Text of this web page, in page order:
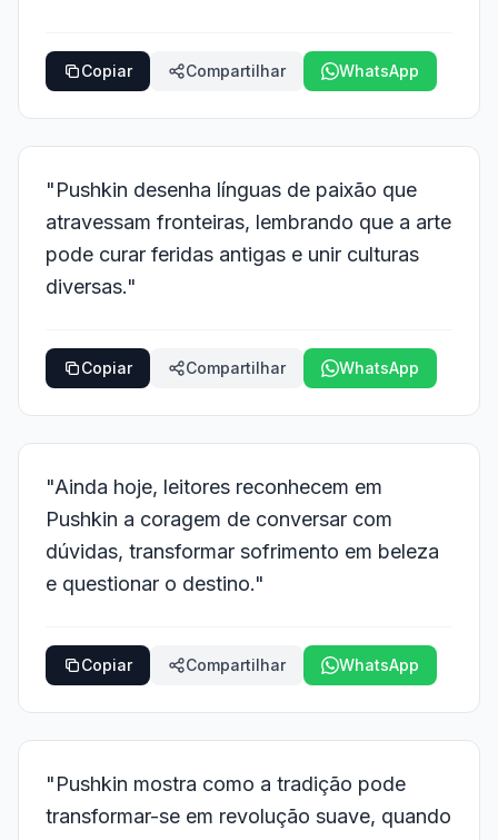
Copiar Compartilhar WhatsApp
"Pushkin desenha línguas de paixão que
atravessam fronteiras, lembrando que a arte
pode curar feridas antigas e unir culturas
diversas."
Copiar Compartilhar WhatsApp
"Ainda hoje, leitores reconhecem em
Pushkin a coragem de conversar com
dúvidas, transformar sofrimento em beleza
e questionar o destino."
Copiar Compartilhar WhatsApp
"Pushkin mostra como a tradição pode
transformar-se em revolução suave, quando